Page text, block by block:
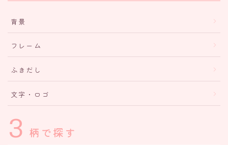
背景
フレーム
ふきだし
文字・ロゴ
3 柄で探す